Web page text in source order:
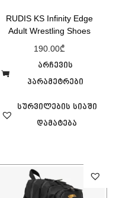
RUDIS KS Infinity Edge
Adult Wrestling Shoes
190.00₾
არჩევის
პარამეტრები
სურვილების სიაში
დამატება